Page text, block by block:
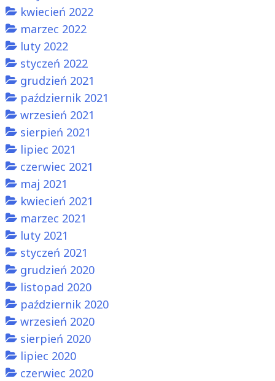
kwiecień 2022
marzec 2022
luty 2022
styczeń 2022
grudzień 2021
październik 2021
wrzesień 2021
sierpień 2021
lipiec 2021
czerwiec 2021
maj 2021
kwiecień 2021
marzec 2021
luty 2021
styczeń 2021
grudzień 2020
listopad 2020
październik 2020
wrzesień 2020
sierpień 2020
lipiec 2020
czerwiec 2020